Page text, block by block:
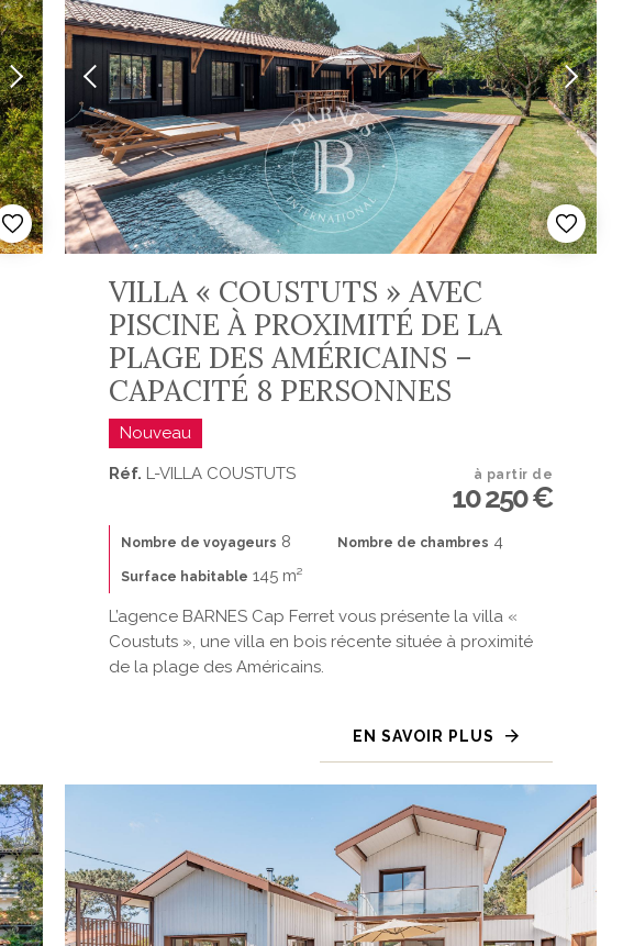
VILLA « COUSTUTS » AVEC
PISCINE À PROXIMITÉ DE LA
PLAGE DES AMÉRICAINS –
CAPACITÉ 8 PERSONNES
Nouveau
Réf. L-VILLA COUSTUTS à partir de
10 250 €
Nombre de voyageurs 8 Nombre de chambres 4
Surface habitable 145 m²
L’agence BARNES Cap Ferret vous présente la villa «
Coustuts », une villa en bois récente située à proximité
de la plage des Américains.
EN SAVOIR PLUS